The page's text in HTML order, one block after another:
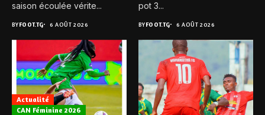
saison écoulée vérite...
BYFOOT.TG 6 AOÛT 2026
pot 3...
BYFOOT.TG 6 AOÛT 2026
Actualité
CAN Féminine 2026